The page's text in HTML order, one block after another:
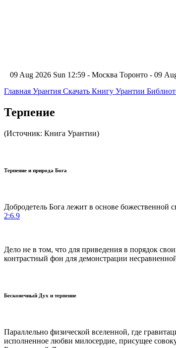
09 Aug 2026 Sun 12:59 - Москва Торонто - 09
Главная Урантия Скачать Книгу Урантии
Терпение
(Источник: Книга Урантии)
Терпение и природа Бога
Добродетель Бога лежит в основе божественной
2:6.9
Дело не в том, что для приведения в порядок
контрастный фон для демонстрации
Бесконечный Дух и терпение
Параллельно физической вселенной, где
исполненное любви милосердие, присущее